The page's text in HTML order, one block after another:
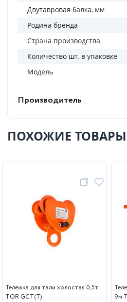
Двутавровая балка, мм
Родина бренда
Страна производства
Количество шт. в упаковке
Модель
Производитель
ПОХОЖИЕ ТОВАРЫ
Тележка для тали холостая 0,5т
TOR GCT(T)
9м